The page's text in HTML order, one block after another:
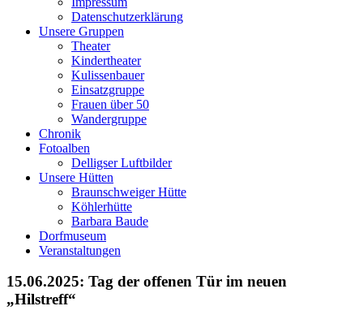
Datenschutzerklärung
Unsere Gruppen
Theater
Kindertheater
Kulissenbauer
Einsatzgruppe
Frauen über 50
Wandergruppe
Chronik
Fotoalben
Delligser Luftbilder
Unsere Hütten
Braunschweiger Hütte
Köhlerhütte
Barbara Baude
Dorfmuseum
Veranstaltungen
15.06.2025: Tag der offenen Tür im neuen
„Hilstreff“